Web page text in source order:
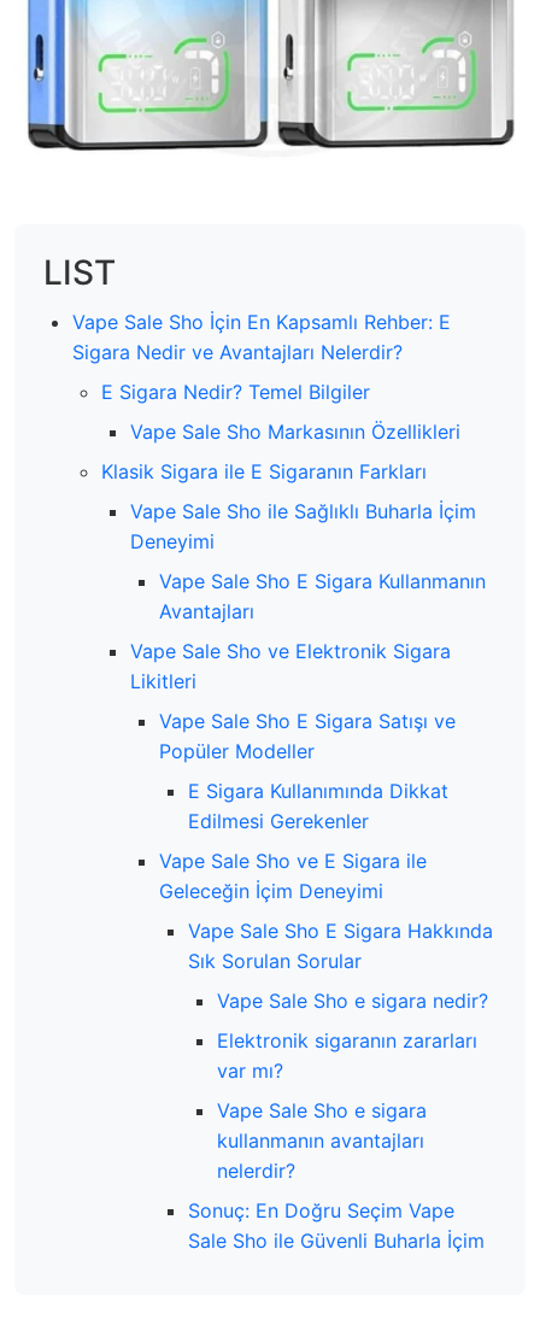
LIST
Vape Sale Sho İçin En Kapsamlı Rehber: E
Sigara Nedir ve Avantajları Nelerdir?
E Sigara Nedir? Temel Bilgiler
Vape Sale Sho Markasının Özellikleri
Klasik Sigara ile E Sigaranın Farkları
Vape Sale Sho ile Sağlıklı Buharla İçim
Deneyimi
Vape Sale Sho E Sigara Kullanmanın
Avantajları
Vape Sale Sho ve Elektronik Sigara
Likitleri
Vape Sale Sho E Sigara Satışı ve
Popüler Modeller
E Sigara Kullanımında Dikkat
Edilmesi Gerekenler
Vape Sale Sho ve E Sigara ile
Geleceğin İçim Deneyimi
Vape Sale Sho E Sigara Hakkında
Sık Sorulan Sorular
Vape Sale Sho e sigara nedir?
Elektronik sigaranın zararları
var mı?
Vape Sale Sho e sigara
kullanmanın avantajları
nelerdir?
Sonuç: En Doğru Seçim Vape
Sale Sho ile Güvenli Buharla İçim